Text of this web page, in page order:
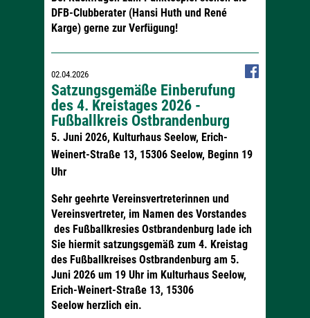
DFB-Clubberater (Hansi Huth und René
Karge) gerne zur Verfügung!
02.04.2026
Satzungsgemäße Einberufung
des 4. Kreistages 2026 -
Fußballkreis Ostbrandenburg
5. Juni 2026, Kulturhaus Seelow, Erich-
Weinert-Straße 13, 15306 Seelow, Beginn 19
Uhr
Sehr geehrte Vereinsvertreterinnen und
Vereinsvertreter, im Namen des Vorstandes
des Fußballkresies Ostbrandenburg lade ich
Sie hiermit satzungsgemäß zum 4. Kreistag
des Fußballkreises Ostbrandenburg am 5.
Juni 2026 um 19 Uhr im Kulturhaus Seelow,
Erich-Weinert-Straße 13, 15306
Seelow herzlich ein.